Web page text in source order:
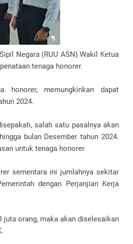
Negara (RUU ASN) Wakil Ketua
tenaga honorer.
honorer, memungkinkan dapat
2024.
salah satu pasalnya akan
bulan Desember tahun 2024.
untuk tenaga honorer.
sementara ini jumlahnya sekitar
dengan Perjanjian Kerja
juta orang, maka akan diselesaikan